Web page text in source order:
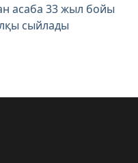
асаба 33 жыл бойы
сыйлады